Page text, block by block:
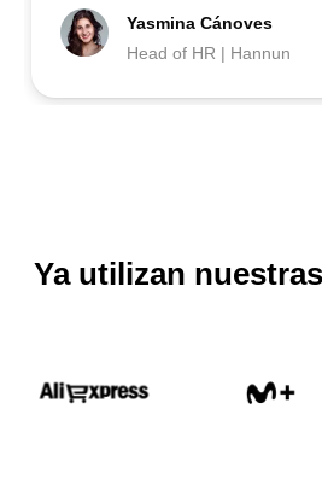
Yasmina Cánoves
Head of HR | Hannun
Ya utilizan